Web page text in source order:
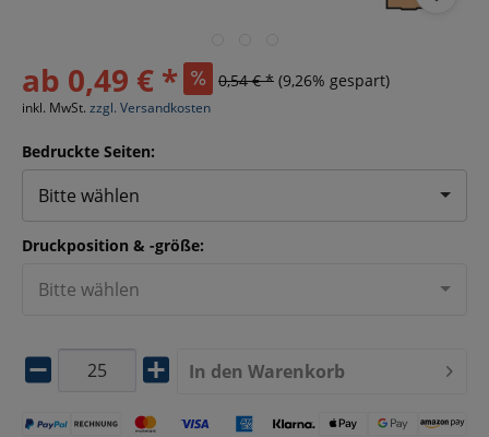
ab 0,49 € * 0,54 € * (9,26% gespart)
inkl. MwSt. zzgl. Versandkosten
Bedruckte Seiten:
Bitte wählen
Druckposition & -größe:
Bitte wählen
In den Warenkorb